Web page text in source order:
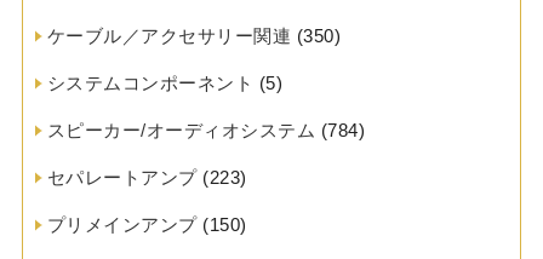
ケーブル／アクセサリー関連 (350)
システムコンポーネント (5)
スピーカー/オーディオシステム (784)
セパレートアンプ(223)
プリメインアンプ(150)